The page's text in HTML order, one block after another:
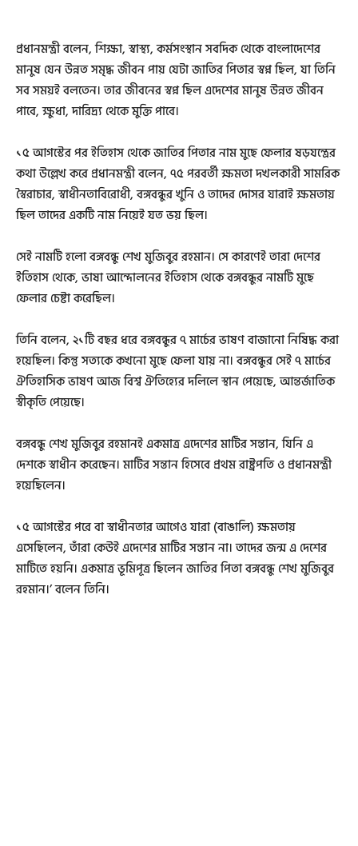
প্রধানমন্ত্রী বলেন, শিক্ষা, স্বাস্থ্য, কর্মসংস্থান সবদিক থেকে বাংলাদেশের
মানুষ যেন উন্নত সমৃদ্ধ জীবন পায় যেটা জাতির পিতার স্বপ্ন ছিল, যা তিনি
সব সময়ই বলতেন। তার জীবনের স্বপ্ন ছিল এদেশের মানুষ উন্নত জীবন
পাবে, ক্ষুধা, দারিদ্র্য থেকে মুক্তি পাবে।
১৫ আগস্টের পর ইতিহাস থেকে জাতির পিতার নাম মুছে ফেলার ষড়যন্ত্রের
কথা উল্লেখ করে প্রধানমন্ত্রী বলেন, ৭৫ পরবর্তী ক্ষমতা দখলকারী সামরিক
স্বৈরাচার, স্বাধীনতাবিরোধী, বঙ্গবন্ধুর খুনি ও তাদের দোসর যারাই ক্ষমতায়
ছিল তাদের একটি নাম নিয়েই যত ভয় ছিল।
সেই নামটি হলো বঙ্গবন্ধু শেখ মুজিবুর রহমান। সে কারণেই তারা দেশের
ইতিহাস থেকে, ভাষা আন্দোলনের ইতিহাস থেকে বঙ্গবন্ধুর নামটি মুছে
ফেলার চেষ্টা করেছিল।
তিনি বলেন, ২১টি বছর ধরে বঙ্গবন্ধুর ৭ মার্চের ভাষণ বাজানো নিষিদ্ধ করা
হয়েছিল। কিন্তু সত্যকে কখনো মুছে ফেলা যায় না। বঙ্গবন্ধুর সেই ৭ মার্চের
ঐতিহাসিক ভাষণ আজ বিশ্ব ঐতিহ্যের দলিলে স্থান পেয়েছে, আন্তর্জাতিক
স্বীকৃতি পেয়েছে।
বঙ্গবন্ধু শেখ মুজিবুর রহমানই একমাত্র এদেশের মাটির সন্তান, যিনি এ
দেশকে স্বাধীন করেছেন। মাটির সন্তান হিসেবে প্রথম রাষ্ট্রপতি ও প্রধানমন্ত্রী
হয়েছিলেন।
১৫ আগস্টের পরে বা স্বাধীনতার আগেও যারা (বাঙালি) ক্ষমতায়
এসেছিলেন, তাঁরা কেউই এদেশের মাটির সন্তান না। তাদের জন্ম এ দেশের
মাটিতে হয়নি। একমাত্র ভূমিপূত্র ছিলেন জাতির পিতা বঙ্গবন্ধু শেখ মুজিবুর
রহমান।’ বলেন তিনি।